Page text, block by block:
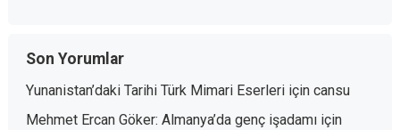
Son Yorumlar
Yunanistan’daki Tarihi Türk Mimari Eserleriiçin cansu
Mehmet Ercan Göker: Almanya’da genç işadamıiçin